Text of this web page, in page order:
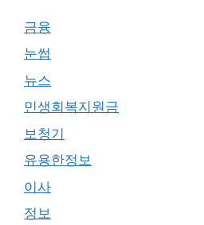
금융
눈썹
뉴스
민생회복지원금
보청기
유용한정보
이사
정보